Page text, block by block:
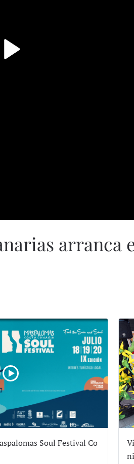
arranca
Soul Festival Co